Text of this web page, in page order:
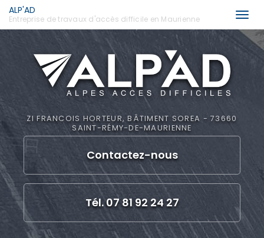
contenu
ALP'AD
Entreprise de travaux d'accès difficile en Maurienne
ZI FRANCOIS HORTEUR, BÂTIMENT SOREA - 73660
SAINT-RÉMY-DE-MAURIENNE
Contactez-nous
Tél. 07 81 92 24 27